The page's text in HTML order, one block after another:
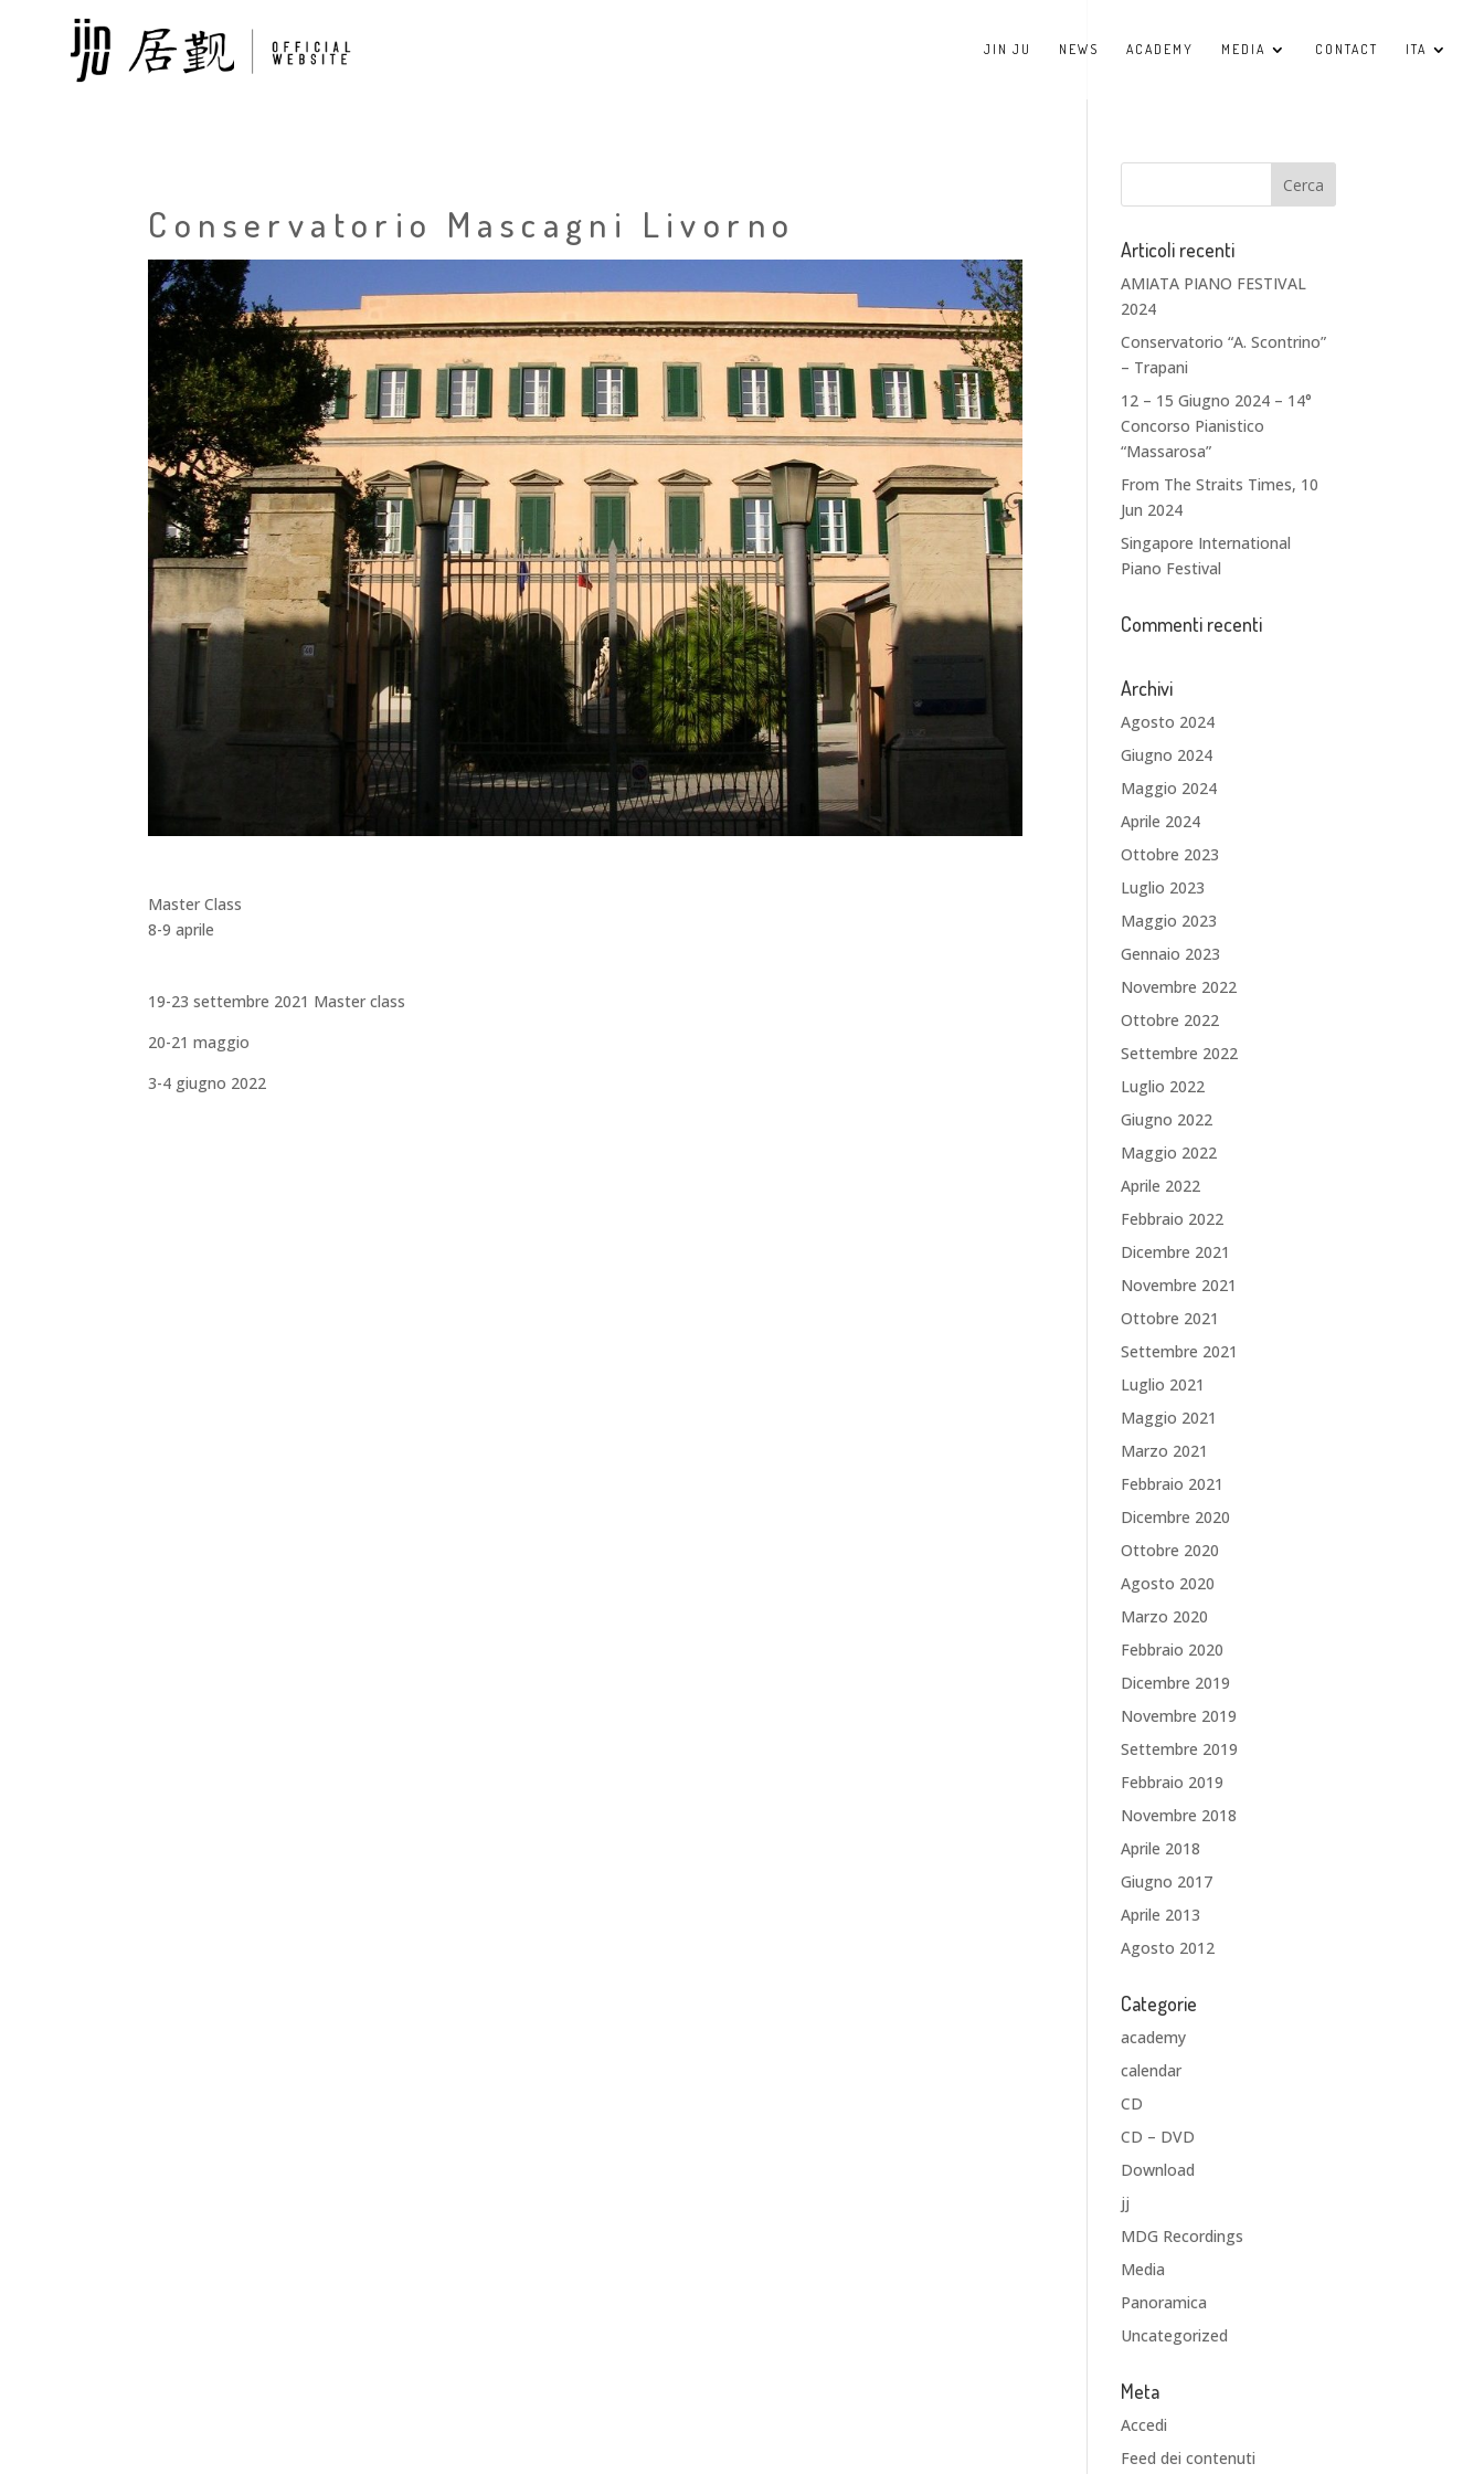
JIN JU NEWS ACADEMY MEDIA CONTACT ITA
Conservatorio Mascagni Livorno
Master Class
8-9 aprile
19-23 settembre 2021 Master class
20-21 maggio
3-4 giugno 2022
Articoli recenti
AMIATA PIANO FESTIVAL
2024
Conservatorio “A. Scontrino”
– Trapani
12 – 15 Giugno 2024 – 14°
Concorso Pianistico
“Massarosa”
From The Straits Times, 10
Jun 2024
Singapore International
Piano Festival
Commenti recenti
Archivi
Agosto 2024
Giugno 2024
Maggio 2024
Aprile 2024
Ottobre 2023
Luglio 2023
Maggio 2023
Gennaio 2023
Novembre 2022
Ottobre 2022
Settembre 2022
Luglio 2022
Giugno 2022
Maggio 2022
Aprile 2022
Febbraio 2022
Dicembre 2021
Novembre 2021
Ottobre 2021
Settembre 2021
Luglio 2021
Maggio 2021
Marzo 2021
Febbraio 2021
Dicembre 2020
Ottobre 2020
Agosto 2020
Marzo 2020
Febbraio 2020
Dicembre 2019
Novembre 2019
Settembre 2019
Febbraio 2019
Novembre 2018
Aprile 2018
Giugno 2017
Aprile 2013
Agosto 2012
Categorie
academy
calendar
CD
CD – DVD
Download
jj
MDG Recordings
Media
Panoramica
Uncategorized
Meta
Accedi
Feed dei contenuti